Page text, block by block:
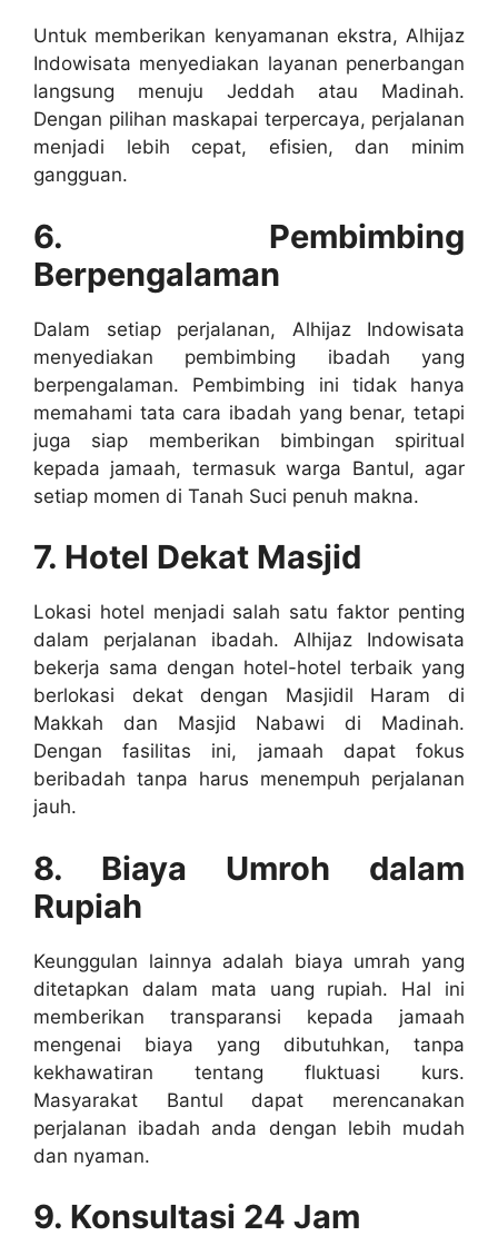
Untuk memberikan kenyamanan ekstra, Alhijaz
Indowisata menyediakan layanan penerbangan
langsung menuju Jeddah atau Madinah.
Dengan pilihan maskapai terpercaya, perjalanan
menjadi lebih cepat, efisien, dan minim
gangguan.
6. Pembimbing
Berpengalaman
Dalam setiap perjalanan, Alhijaz Indowisata
menyediakan pembimbing ibadah yang
berpengalaman. Pembimbing ini tidak hanya
memahami tata cara ibadah yang benar, tetapi
juga siap memberikan bimbingan spiritual
kepada jamaah, termasuk warga Bantul, agar
setiap momen di Tanah Suci penuh makna.
7. Hotel Dekat Masjid
Lokasi hotel menjadi salah satu faktor penting
dalam perjalanan ibadah. Alhijaz Indowisata
bekerja sama dengan hotel-hotel terbaik yang
berlokasi dekat dengan Masjidil Haram di
Makkah dan Masjid Nabawi di Madinah.
Dengan fasilitas ini, jamaah dapat fokus
beribadah tanpa harus menempuh perjalanan
jauh.
8. Biaya Umroh dalam
Rupiah
Keunggulan lainnya adalah biaya umrah yang
ditetapkan dalam mata uang rupiah. Hal ini
memberikan transparansi kepada jamaah
mengenai biaya yang dibutuhkan, tanpa
kekhawatiran tentang fluktuasi kurs.
Masyarakat Bantul dapat merencanakan
perjalanan ibadah anda dengan lebih mudah
dan nyaman.
9. Konsultasi 24 Jam